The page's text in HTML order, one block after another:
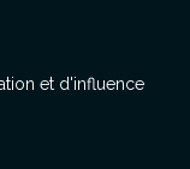
et d'influence